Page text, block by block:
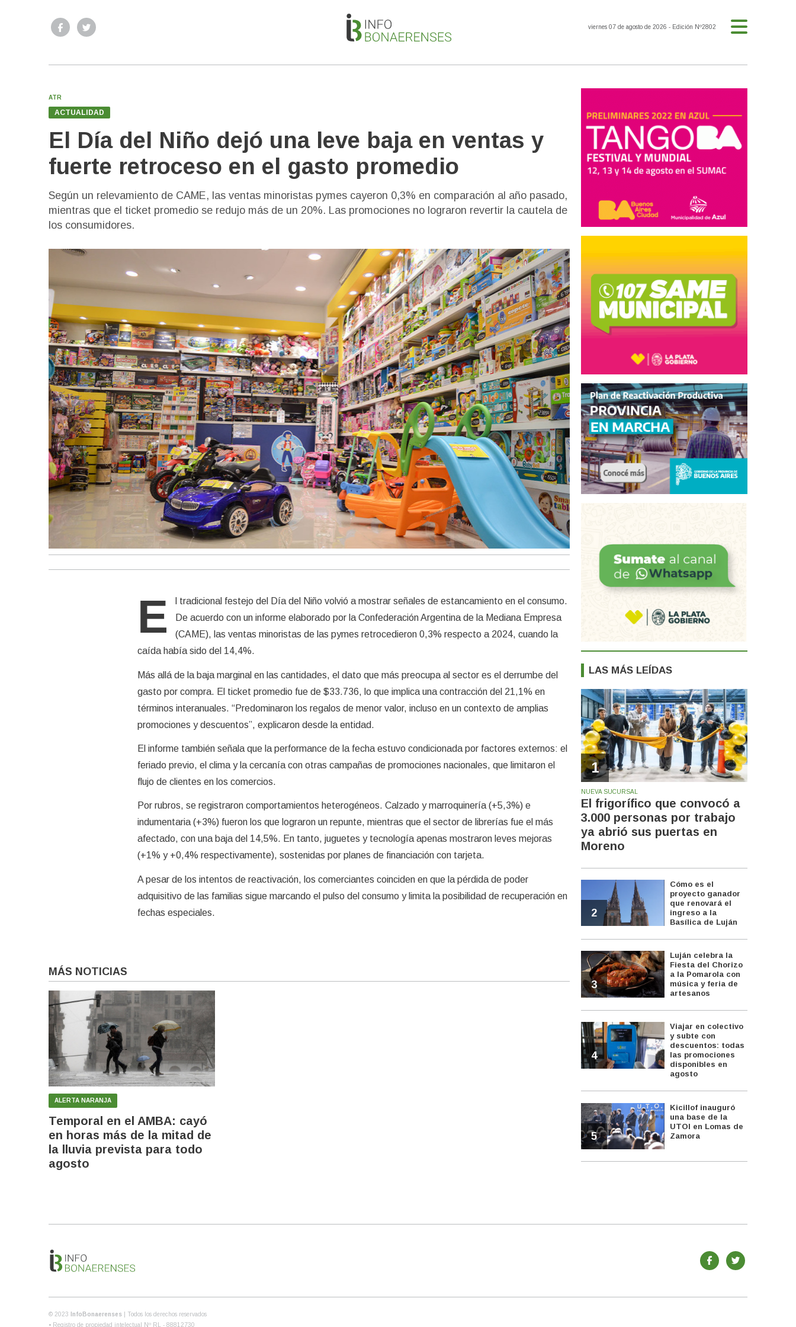
viernes 07 de agosto de 2026 - Edición Nº2802
ATR
ACTUALIDAD
El Día del Niño dejó una leve baja en ventas y
fuerte retroceso en el gasto promedio
Según un relevamiento de CAME, las ventas minoristas pymes cayeron 0,3% en comparación al año pasado,
mientras que el ticket promedio se redujo más de un 20%. Las promociones no lograron revertir la cautela de
los consumidores.
E
l tradicional festejo del Día del Niño volvió a mostrar señales de estancamiento en el consumo.
De acuerdo con un informe elaborado por la Confederación Argentina de la Mediana Empresa
(CAME), las ventas minoristas de las pymes retrocedieron 0,3% respecto a 2024, cuando la
caída había sido del 14,4%.
Más allá de la baja marginal en las cantidades, el dato que más preocupa al sector es el derrumbe del
gasto por compra. El ticket promedio fue de $33.736, lo que implica una contracción del 21,1% en
términos interanuales. “Predominaron los regalos de menor valor, incluso en un contexto de amplias
promociones y descuentos”, explicaron desde la entidad.
El informe también señala que la performance de la fecha estuvo condicionada por factores externos: el
feriado previo, el clima y la cercanía con otras campañas de promociones nacionales, que limitaron el
flujo de clientes en los comercios.
Por rubros, se registraron comportamientos heterogéneos. Calzado y marroquinería (+5,3%) e
indumentaria (+3%) fueron los que lograron un repunte, mientras que el sector de librerías fue el más
afectado, con una baja del 14,5%. En tanto, juguetes y tecnología apenas mostraron leves mejoras
(+1% y +0,4% respectivamente), sostenidas por planes de financiación con tarjeta.
A pesar de los intentos de reactivación, los comerciantes coinciden en que la pérdida de poder
adquisitivo de las familias sigue marcando el pulso del consumo y limita la posibilidad de recuperación en
fechas especiales.
MÁS NOTICIAS
ALERTA NARANJA
Temporal en el AMBA: cayó
en horas más de la mitad de
la lluvia prevista para todo
agosto
LAS MÁS LEÍDAS
1
NUEVA SUCURSAL
El frigorífico que convocó a
3.000 personas por trabajo
ya abrió sus puertas en
Moreno
2
Cómo es el
proyecto ganador
que renovará el
ingreso a la
Basílica de Luján
3
Luján celebra la
Fiesta del Chorizo
a la Pomarola con
música y feria de
artesanos
4
Viajar en colectivo
y subte con
descuentos: todas
las promociones
disponibles en
agosto
5
Kicillof inauguró
una base de la
UTOI en Lomas de
Zamora
© 2023 InfoBonaerenses
| Todos los derechos reservados
• Registro de propiedad intelectual Nº RL - 88812730